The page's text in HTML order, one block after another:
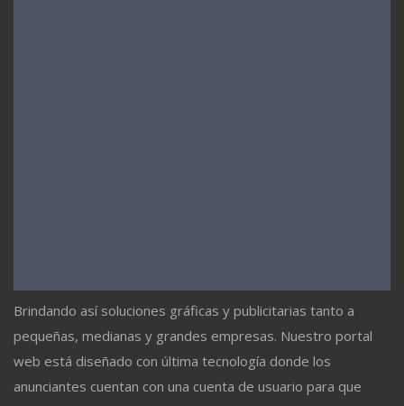
Brindando así soluciones gráficas y publicitarias tanto a
pequeñas, medianas y grandes empresas. Nuestro portal
web está diseñado con última tecnología donde los
anunciantes cuentan con una cuenta de usuario para que